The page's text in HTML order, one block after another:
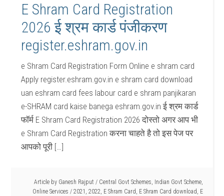
E Shram Card Registration
2026 ई श्रम कार्ड पंजीकरण
register.eshram.gov.in
e Shram Card Registration Form Online e shram card
Apply register.eshram.gov.in e shram card download
uan eshram card fees labour card e shram panjikaran
e-SHRAM card kaise banega eshram.gov.in ई श्रम कार्ड
फॉर्म E Shram Card Registration 2026 दोस्तो अगर आप भी
e Shram Card Registration करना चाहते है तो इस पेज पर
आपको पूरी […]
Article by Ganesh Rajput / Central Govt Schemes, Indian Govt Scheme,
Online Services / 2021 , 2022, E Shram Card, E Shram Card download, E